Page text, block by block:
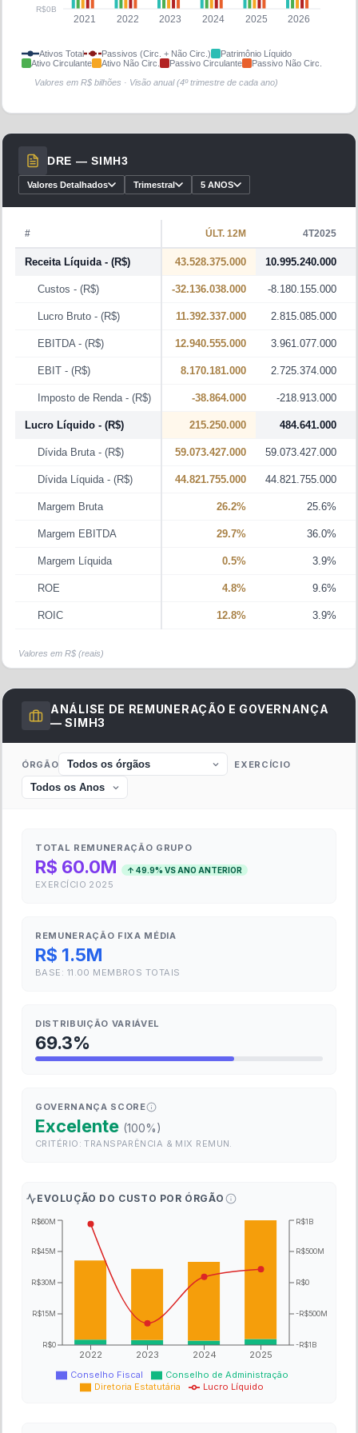
R$ 7,13 bilhões
deTransporte e Logística.
Nos últimos 12 meses, o resultado líquido foi de R$
Entre seus principais indicadores, P/L de 15,96,P/VP de 0,76
e Dividend Yield de 2,18%
2021 2022 2023 2024 2025 2026
R$0B
Ativos Total Passivos (Circ. + Não Circ.)
Patrimônio Líquido
Ativo Circulante
Ativo Não Circ. Passivo Circulante
Passivo Não Circ.
Valores em R$ bilhões · Visão anual (4º trimestre de cada ano)
DRE —SIMH3
Valores Detalhados Trimestral 5 ANOS
# ÚLT. 12M 4T2025
Receita Líquida- (R$) 43.528.375.000 10.995.240.000
Custos - (R$) -32.136.038.000 -8.180.155.000
Lucro Bruto - (R$) 11.392.337.000 2.815.085.000
EBITDA- (R$) 12.940.555.000 3.961.077.000
EBIT - (R$) 8.170.181.000 2.725.374.000
Imposto de Renda- (R$) -38.864.000 -218.913.000
Lucro Líquido - (R$) 215.250.000 484.641.000
Dívida Bruta- (R$) 59.073.427.000 59.073.427.000
Dívida Líquida- (R$) 44.821.755.000 44.821.755.000
Margem Bruta 26.2% 25.6%
Margem EBITDA 29.7% 36.0%
Margem Líquida 0.5% 3.9%
ROE 4.8% 9.6%
ROIC 12.8% 3.9%
Valores em R$ (reais)
ANÁLISE DE REMUNERAÇÃO E GOVERNANÇA
—SIMH3
ÓRGÃO EXERCÍCIO
TOTAL REMUNERAÇÃO GRUPO
R$ 60.0M ↑ 49.9% VS ANO ANTERIOR
EXERCÍCIO 2025
REMUNERAÇÃO FIXA MÉDIA
R$ 1.5M
BASE: 11.00 MEMBROS TOTAIS
DISTRIBUIÇÃO VARIÁVEL
69.3%
GOVERNANÇA SCORE
Excelente (100%)
CRITÉRIO: TRANSPARÊNCIA & MIX REMUN.
EVOLUÇÃO DO CUSTO POR ÓRGÃO
Conselho Fiscal
Conselho de Administração
Diretoria Estatutária
Lucro Líquido
2022 2023 2024 2025
R$0
R$15M
R$30M
R$45M
R$60M
-R$1B
-R$500M
R$0
R$500M
R$1B